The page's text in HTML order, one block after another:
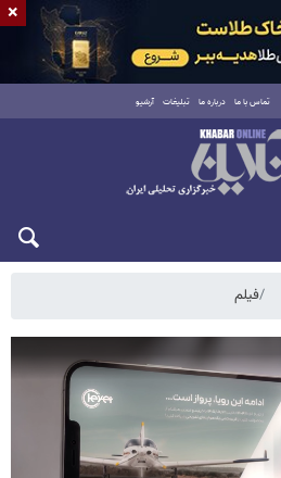
تماس با ما درباره ما تبلیغات آرشیو
فیلم
×